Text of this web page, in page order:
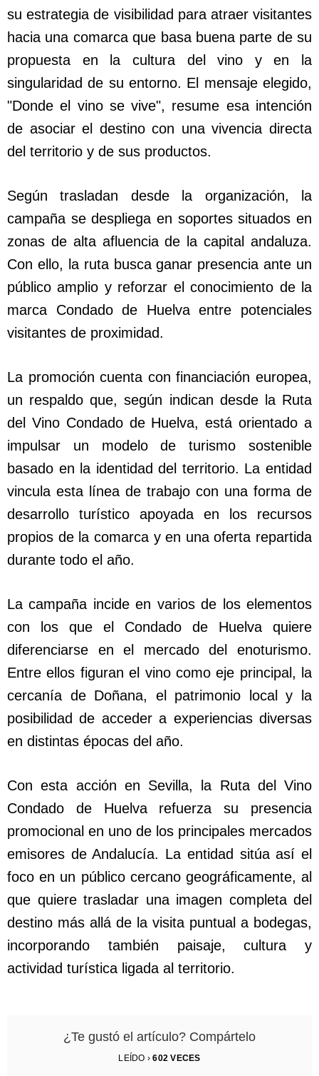
su estrategia de visibilidad para atraer visitantes
hacia una comarca que basa buena parte de su
propuesta en la cultura del vino y en la
singularidad de su entorno. El mensaje elegido,
"Donde el vino se vive", resume esa intención
de asociar el destino con una vivencia directa
del territorio y de sus productos.
Según trasladan desde la organización, la
campaña se despliega en soportes situados en
zonas de alta afluencia de la capital andaluza.
Con ello, la ruta busca ganar presencia ante un
público amplio y reforzar el conocimiento de la
marca Condado de Huelva entre potenciales
visitantes de proximidad.
La promoción cuenta con financiación europea,
un respaldo que, según indican desde la Ruta
del Vino Condado de Huelva, está orientado a
impulsar un modelo de turismo sostenible
basado en la identidad del territorio. La entidad
vincula esta línea de trabajo con una forma de
desarrollo turístico apoyada en los recursos
propios de la comarca y en una oferta repartida
durante todo el año.
La campaña incide en varios de los elementos
con los que el Condado de Huelva quiere
diferenciarse en el mercado del enoturismo.
Entre ellos figuran el vino como eje principal, la
cercanía de Doñana, el patrimonio local y la
posibilidad de acceder a experiencias diversas
en distintas épocas del año.
Con esta acción en Sevilla, la Ruta del Vino
Condado de Huelva refuerza su presencia
promocional en uno de los principales mercados
emisores de Andalucía. La entidad sitúa así el
foco en un público cercano geográficamente, al
que quiere trasladar una imagen completa del
destino más allá de la visita puntual a bodegas,
incorporando también paisaje, cultura y
actividad turística ligada al territorio.
¿Te gustó el artículo? Compártelo
LEÍDO ›602 VECES